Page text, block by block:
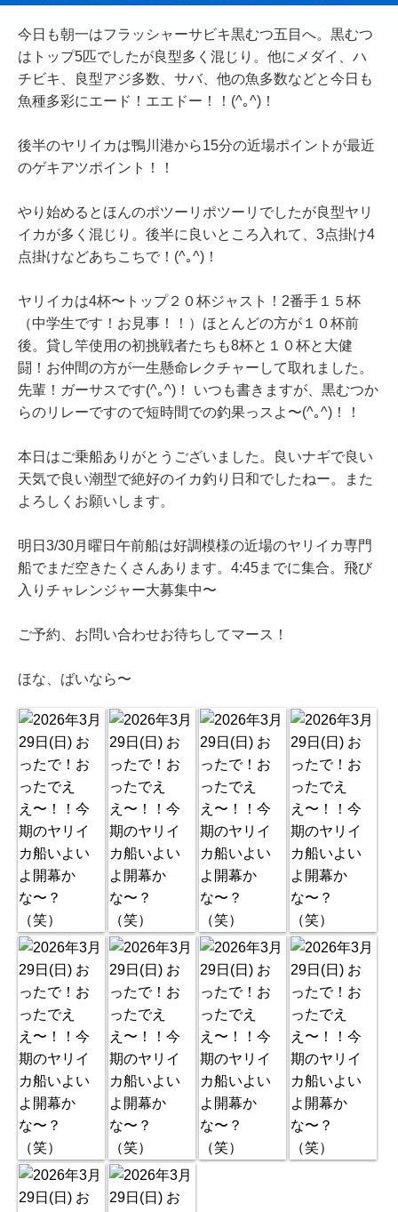
今日も朝一はフラッシャーサビキ黒むつ五目へ。黒むつ
はトップ5匹でしたが良型多く混じり。他にメダイ、ハ
チビキ、良型アジ多数、サバ、他の魚多数などと今日も
魚種多彩にエード！エエドー！！(^｡^)！
後半のヤリイカは鴨川港から15分の近場ポイントが最近
のゲキアツポイント！！
やり始めるとほんのポツーリポツーリでしたが良型ヤリ
イカが多く混じり。後半に良いところ入れて、3点掛け4
点掛けなどあちこちで！(^｡^)！
ヤリイカは4杯〜トップ２０杯ジャスト！2番手１５杯
（中学生です！お見事！！）ほとんどの方が１０杯前
後。貸し竿使用の初挑戦者たちも8杯と１０杯と大健
闘！お仲間の方が一生懸命レクチャーして取れました。
先輩！ガーサスです(^｡^)！ いつも書きますが、黒むつか
らのリレーですので短時間での釣果っスよ〜(^｡^)！！
本日はご乗船ありがとうございました。良いナギで良い
天気で良い潮型で絶好のイカ釣り日和でしたねー。また
よろしくお願いします。
明日3/30月曜日午前船は好調模様の近場のヤリイカ専門
船でまだ空きたくさんあります。4:45までに集合。飛び
入りチャレンジャー大募集中〜
ご予約、お問い合わせお待ちしてマース！
ほな、ばいなら〜